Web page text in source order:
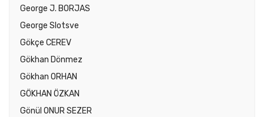
George J. BORJAS
George Slotsve
Gökçe CEREV
Gökhan Dönmez
Gökhan ORHAN
GÖKHAN ÖZKAN
Gönül ONUR SEZER